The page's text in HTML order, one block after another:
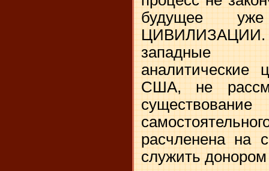
будущее
западные
аналитические
США, не
расчленена на
служить